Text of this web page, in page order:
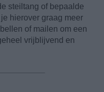
steiltang of bepaalde
hierover graag meer
of mailen om een
vrijblijvend en